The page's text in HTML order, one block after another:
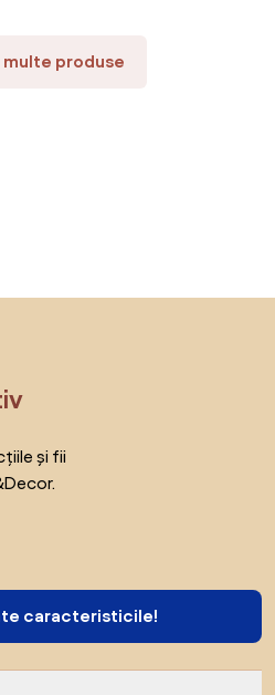
multe produse
și fii
caracteristicile!